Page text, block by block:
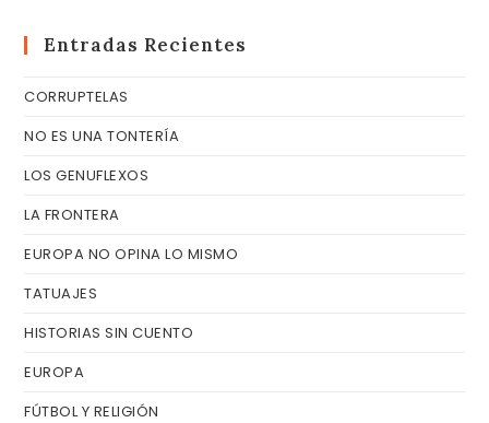
Entradas Recientes
CORRUPTELAS
NO ES UNA TONTERÍA
LOS GENUFLEXOS
LA FRONTERA
EUROPA NO OPINA LO MISMO
TATUAJES
HISTORIAS SIN CUENTO
EUROPA
FÚTBOL Y RELIGIÓN